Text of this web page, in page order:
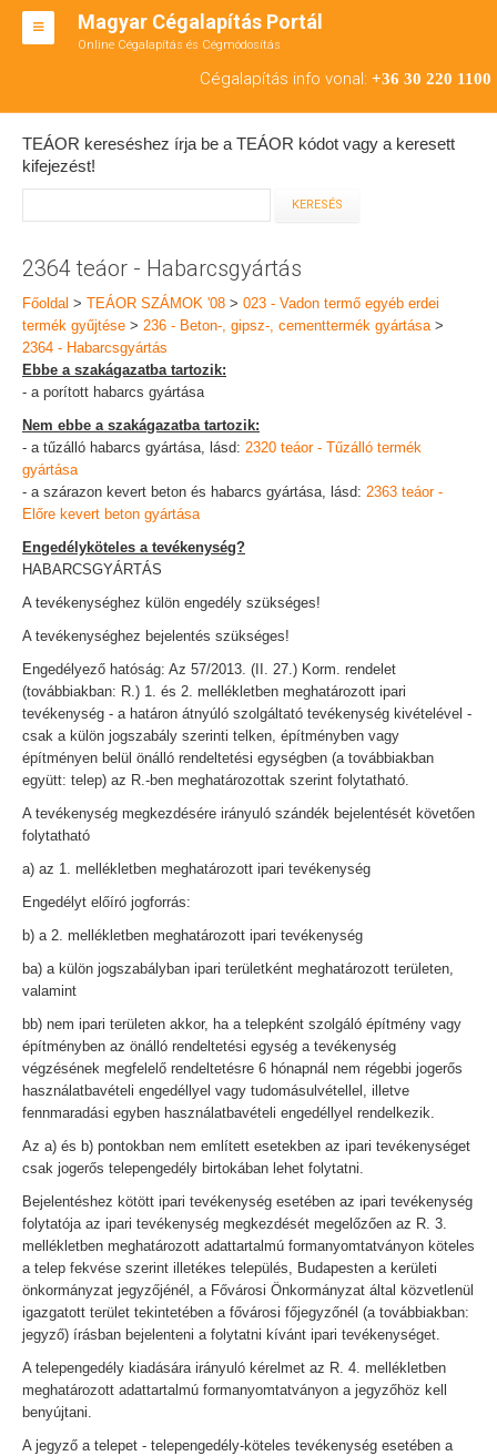
Magyar Cégalapítás Portál
Online Cégalapítás és Cégmódosítás
Cégalapítás info vonal: +36 30 220 1100
BT ALAPÍTÁS
RT ALAPÍTÁS
TEÁOR SZÁMOK '08
ENGEDÉLYKÖTELES
KAPCSOLAT
IRODÁK
TEÁOR kereséshez írja be a TEÁOR kódot vagy a keresett
kifejezést!
2364 teáor - Habarcsgyártás
Főoldal > TEÁOR SZÁMOK '08 > 023 - Vadon termő egyéb erdei
termék gyűjtése > 236 - Beton-, gipsz-, cementtermék gyártása>
2364 - Habarcsgyártás
Ebbe a szakágazatba tartozik:
- a porított habarcs gyártása
Nem ebbe a szakágazatba tartozik:
- a tűzálló habarcs gyártása, lásd: 2320 teáor - Tűzálló termék
gyártása
- a szárazon kevert beton és habarcs gyártása, lásd: 2363 teáor -
Előre kevert beton gyártása
Engedélyköteles a tevékenység?
HABARCSGYÁRTÁS
A tevékenységhez külön engedély szükséges!
A tevékenységhez bejelentés szükséges!
Engedélyező hatóság: Az 57/2013. (II. 27.) Korm. rendelet
(továbbiakban: R.) 1. és 2. mellékletben meghatározott ipari
tevékenység - a határon átnyúló szolgáltató tevékenység kivételével -
csak a külön jogszabály szerinti telken, építményben vagy
építményen belül önálló rendeltetési egységben (a továbbiakban
együtt: telep) az R.-ben meghatározottak szerint folytatható.
A tevékenység megkezdésére irányuló szándék bejelentését követően
folytatható
a) az 1. mellékletben meghatározott ipari tevékenység
Engedélyt előíró jogforrás:
b) a 2. mellékletben meghatározott ipari tevékenység
ba) a külön jogszabályban ipari területként meghatározott területen,
valamint
bb) nem ipari területen akkor, ha a telepként szolgáló építmény vagy
építményben az önálló rendeltetési egység a tevékenység
végzésének megfelelő rendeltetésre 6 hónapnál nem régebbi jogerős
használatbavételi engedéllyel vagy tudomásulvétellel, illetve
fennmaradási egyben használatbavételi engedéllyel rendelkezik.
Az a) és b) pontokban nem említett esetekben az ipari tevékenységet
csak jogerős telepengedély birtokában lehet folytatni.
Bejelentéshez kötött ipari tevékenység esetében az ipari tevékenység
folytatója az ipari tevékenység megkezdését megelőzően az R. 3.
mellékletben meghatározott adattartalmú formanyomtatványon köteles
a telep fekvése szerint illetékes település, Budapesten a kerületi
önkormányzat jegyzőjénél, a Fővárosi Önkormányzat által közvetlenül
igazgatott terület tekintetében a fővárosi főjegyzőnél (a továbbiakban:
jegyző) írásban bejelenteni a folytatni kívánt ipari tevékenységet.
A telepengedély kiadására irányuló kérelmet az R. 4. mellékletben
meghatározott adattartalmú formanyomtatványon a jegyzőhöz kell
benyújtani.
A jegyző a telepet - telepengedély-köteles tevékenység esetében a